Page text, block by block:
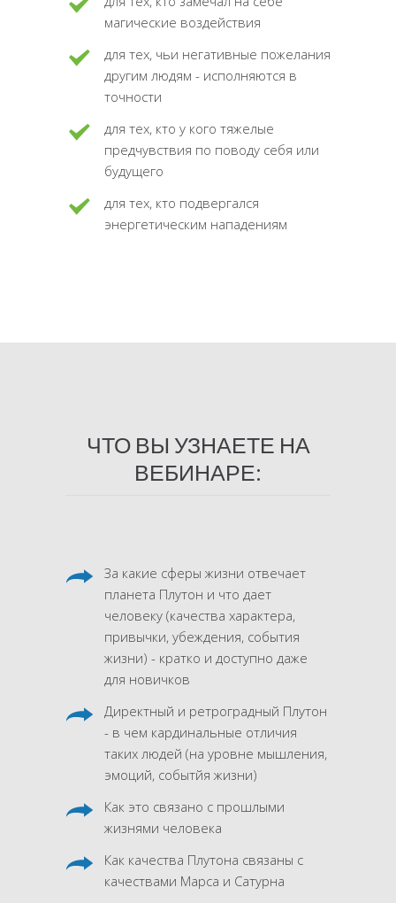
магические воздействия
для тех, чьи негативные пожелания
другим людям - исполняются в
точности
для тех, кто у кого тяжелые
предчувствия по поводу себя или
будущего
для тех, кто подвергался
энергетическим нападениям
ЧТО ВЫ УЗНАЕТЕ НА
ВЕБИНАРЕ:
За какие сферы жизни отвечает
планета Плутон и что дает
человеку (качества характера,
привычки, убеждения, события
жизни) - кратко и доступно даже
для новичков
Директный и ретроградный Плутон
- в чем кардинальные отличия
таких людей (на уровне мышления,
эмоций, событйя жизни)
Как это связано с прошлыми
жизнями человека
Как качества Плутона связаны с
качествами Марса и Сатурна